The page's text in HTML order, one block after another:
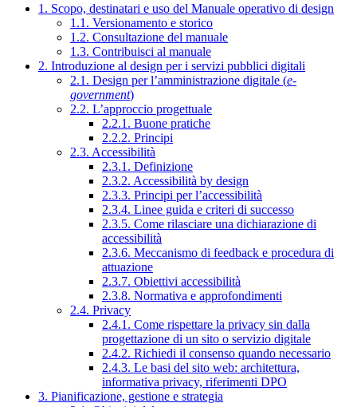
1. Scopo, destinatari e uso del Manuale operativo di design
1.1. Versionamento e storico
1.2. Consultazione del manuale
1.3. Contribuisci al manuale
2. Introduzione al design per i servizi pubblici digitali
2.1. Design per l’amministrazione digitale (e-
government)
2.2. L’approccio progettuale
2.2.1. Buone pratiche
2.2.2. Principi
2.3. Accessibilità
2.3.1. Definizione
2.3.2. Accessibilità by design
2.3.3. Principi per l’accessibilità
2.3.4. Linee guida e criteri di successo
2.3.5. Come rilasciare una dichiarazione di
accessibilità
2.3.6. Meccanismo di feedback e procedura di
attuazione
2.3.7. Obiettivi accessibilità
2.3.8. Normativa e approfondimenti
2.4. Privacy
2.4.1. Come rispettare la privacy sin dalla
progettazione di un sito o servizio digitale
2.4.2. Richiedi il consenso quando necessario
2.4.3. Le basi del sito web: architettura,
informativa privacy, riferimenti DPO
3. Pianificazione, gestione e strategia